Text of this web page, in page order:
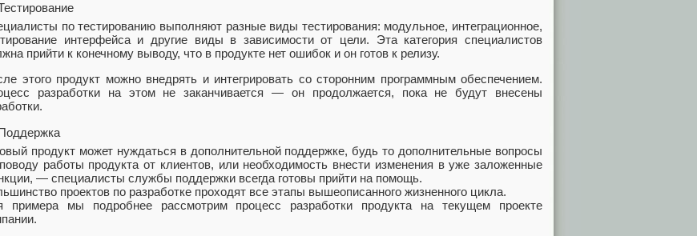
по тестированию выполняют разные виды тестирования: модульное, интеграционное,
интерфейса и другие виды в зависимости от цели. Эта категория специалистов
прийти к конечному выводу, что в продукте нет ошибок и он готов к релизу.
этого продукт можно внедрять и интегрировать со сторонним программным обеспечением.
разработки на этом не заканчивается — он продолжается, пока не будут внесены
продукт может нуждаться в дополнительной поддержке, будь то дополнительные вопросы
работы продукта от клиентов, или необходимость внести изменения в уже заложенные
— специалисты службы поддержки всегда готовы прийти на помощь.
проектов по разработке проходят все этапы вышеописанного жизненного цикла.
примера мы подробнее рассмотрим процесс разработки продукта на текущем проекте